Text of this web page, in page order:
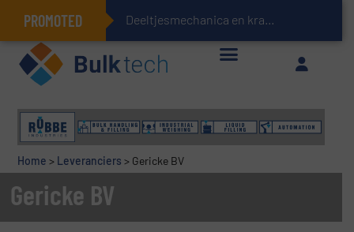
PROMOTED Deeltjesmechanica en krachtnetwerken in stortg
Geïntegreerde doserings- en weegsystemen: Efficiëntie, kwaliteit en duurzaamheid in één oogopslag
Home > Leveranciers > Gericke BV
Gericke BV